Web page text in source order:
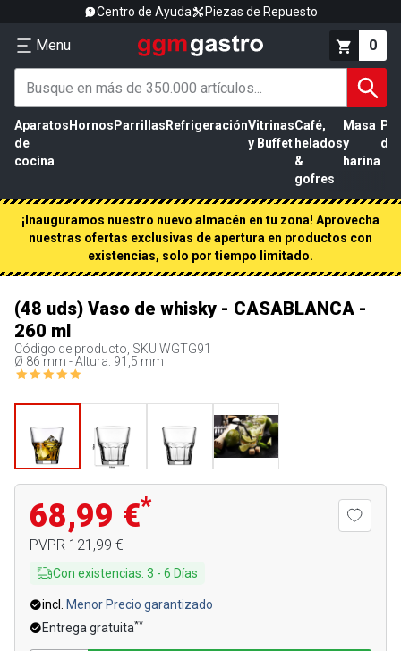
Centro de Ayuda Piezas de Repuesto
Menu 0
Aparatos
de
cocina
Hornos Parrillas RefrigeraciónVitrinas
y Buffet
Café,
helados
&
gofres
Masa
y
harina
de
¡Inauguramos nuestro nuevo almacén en tu zona! Aprovecha
nuestras ofertas exclusivas de apertura en productos con
existencias, solo por tiempo limitado.
(48 uds) Vaso de whisky - CASABLANCA -
260 ml
Código de producto, SKU WGTG91
Ø 86 mm - Altura: 91,5 mm
68,99 €*
PVPR 121,99 €
Con existencias: 3 - 6 Días
incl.
Menor Precio garantizado
Entrega gratuita**